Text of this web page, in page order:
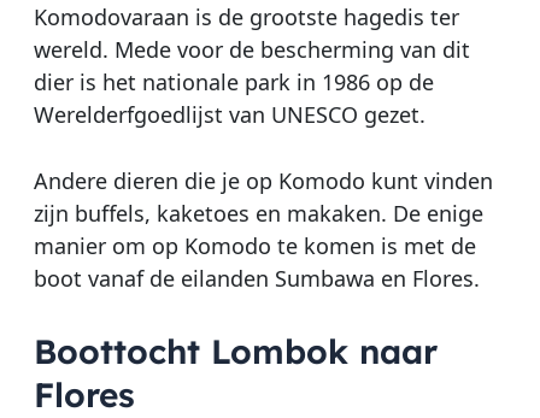
Komodovaraan is de grootste hagedis ter
wereld. Mede voor de bescherming van dit
dier is het nationale park in 1986 op de
Werelderfgoedlijst van UNESCO gezet.
Andere dieren die je op Komodo kunt vinden
zijn buffels, kaketoes en makaken. De enige
manier om op Komodo te komen is met de
boot vanaf de eilanden Sumbawa en Flores.
Boottocht Lombok naar
Flores